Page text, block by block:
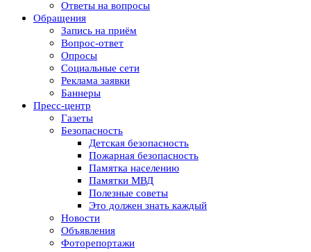
Ответы на вопросы
Обращения
Запись на приём
Вопрос-ответ
Опросы
Социальные сети
Реклама заявки
Баннеры
Пресс-центр
Газеты
Безопасность
Детская безопасность
Пожарная безопасность
Памятка населению
Памятки МВД
Полезные советы
Это должен знать каждый
Новости
Объявления
Фоторепортажи